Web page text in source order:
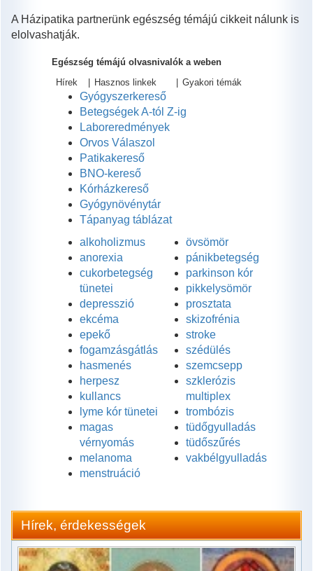
A Házipatika partnerünk egészség témájú cikkeit nálunk is
elolvashatják.
Egészség témájú olvasnivalók a weben
Hírek
Hasznos linkek Gyakori témák
Gyógyszerkereső
Betegségek A-tól Z-ig
Laboreredmények
Orvos Válaszol
Patikakereső
BNO-kereső
Kórházkereső
Gyógynövénytár
Tápanyag táblázat
alkoholizmus
anorexia
cukorbetegség
tünetei
depresszió
ekcéma
epekő
fogamzásgátlás
hasmenés
herpesz
kullancs
lyme kór tünetei
magas
vérnyomás
melanoma
menstruáció
övsömör
pánikbetegség
parkinson kór
pikkelysömör
prosztata
skizofrénia
stroke
szédülés
szemcsepp
szklerózis
multiplex
trombózis
tüdőgyulladás
tüdőszűrés
vakbélgyulladás
Hírek, érdekességek